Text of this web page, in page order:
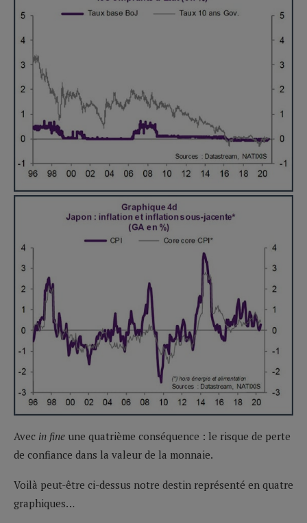
Avec in fine une quatrième conséquence : le risque de perte
de confiance dans la valeur de la monnaie.
Voilà peut-être ci-dessus notre destin représenté en quatre
graphiques…